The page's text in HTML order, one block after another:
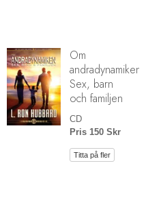
Om
andradynamiken:
Sex, barn
och familjen
CD
Pris 150 Skr
Titta på fler